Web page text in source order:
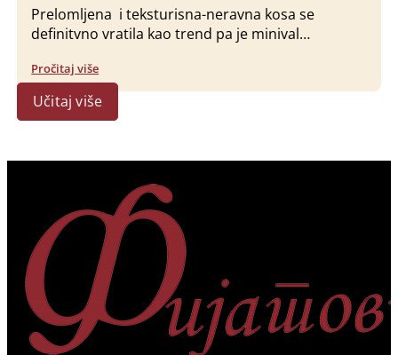
Prelomljena i teksturisna-neravna kosa se
definitvno vratila kao trend pa je minival…
Pročitaj više
Učitaj više